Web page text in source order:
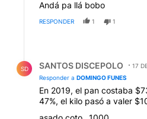
Andá pa llá bobo
RESPONDER 1 1
SD SANTOS DISCEPOLO
17
Responder a DOMINGO FUNES
En 2019, el pan costaba
47%, el kilo pasó a valer